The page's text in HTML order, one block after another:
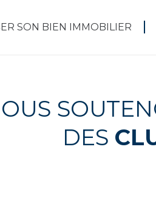
SON BIEN IMMOBILIER
DES